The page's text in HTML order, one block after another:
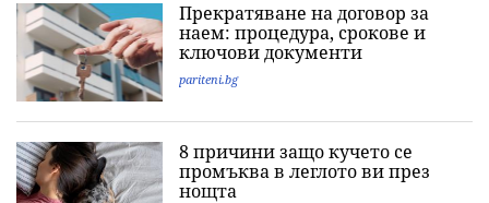
Прекратяване на договор за
наем: процедура, срокове и
ключови документи
pariteni.bg
8 причини защо кучето се
промъква в леглото ви през
нощта